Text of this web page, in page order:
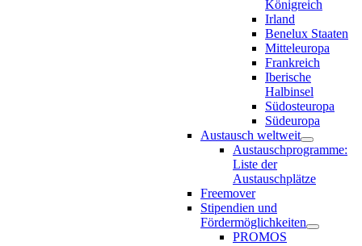
Königreich
Irland
Benelux Staaten
Mitteleuropa
Frankreich
Iberische
Halbinsel
Südosteuropa
Südeuropa
Austausch weltweit
Austauschprogramme:
Liste der
Austauschplätze
Freemover
Stipendien und
Fördermöglichkeiten
PROMOS